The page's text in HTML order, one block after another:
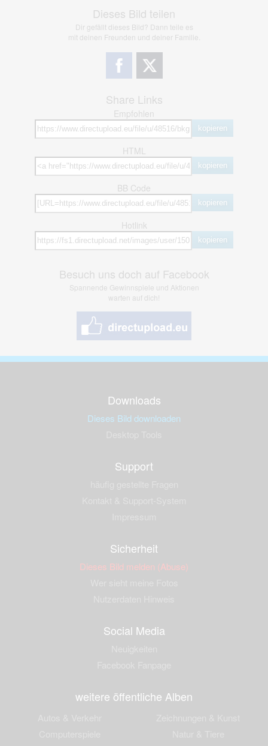
Dieses Bild teilen
Dir gefällt dieses Bild? Dann teile es
mit deinen Freunden und deiner Familie.
Share Links
Empfohlen
kopieren
HTML
kopieren
BB Code
kopieren
Hotlink
kopieren
Besuch uns doch auf Facebook
Spannende Gewinnspiele und Aktionen
warten auf dich!
Downloads
Dieses Bild downloaden
Support
Sicherheit
Dieses Bild melden (Abuse)
Social Media
weitere öffentliche Alben